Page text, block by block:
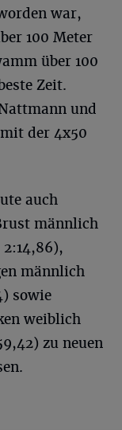
war,
100 Meter
über 100
Zeit.
und
der 4x50
auch
männlich
2:14,86),
männlich
sowie
weiblich
zu neuen